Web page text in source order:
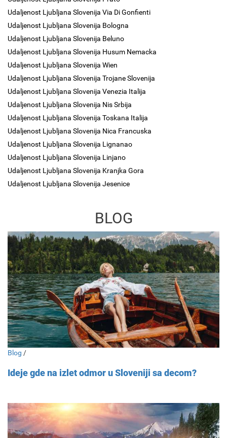
Udaljenost Ljubljana Slovenija Via Di Gonfienti
Udaljenost Ljubljana Slovenija Bologna
Udaljenost Ljubljana Slovenija Beluno
Udaljenost Ljubljana Slovenija Husum Nemacka
Udaljenost Ljubljana Slovenija Wien
Udaljenost Ljubljana Slovenija Trojane Slovenija
Udaljenost Ljubljana Slovenija Venezia Italija
Udaljenost Ljubljana Slovenija Nis Srbija
Udaljenost Ljubljana Slovenija Toskana Italija
Udaljenost Ljubljana Slovenija Nica Francuska
Udaljenost Ljubljana Slovenija Lignanao
Udaljenost Ljubljana Slovenija Linjano
Udaljenost Ljubljana Slovenija Kranjka Gora
Udaljenost Ljubljana Slovenija Jesenice
BLOG
Blog /
Ideje gde na izlet odmor u Sloveniji sa decom?